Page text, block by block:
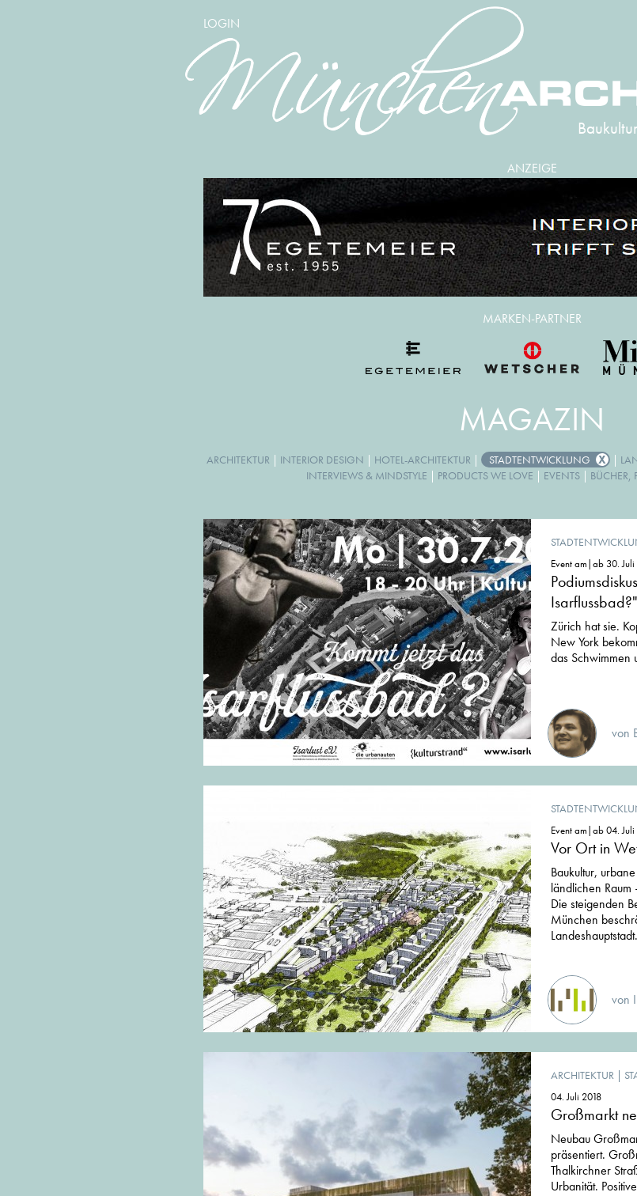
LOGIN
ANZEIGE
MAGAZIN
ARCHITEKTUR | INTERIOR DESIGN | HOTEL-ARCHITEKTUR | STADTENTWICKLUNG |
INTERVIEWS & MINDSTYLE | PRODUCTS WE LOVE | EVENTS | BÜCHER,
Event am|ab 30. Juli
Isarflussbad?"
Zürich hat sie.
New York
das Schwimmen
von
Event am|ab 04. Juli
Vor Ort in
Baukultur,
ländlichen Raum
Die steigenden
München
von
ARCHITEKTUR |
04. Juli 2018
Großmarkt
Neubau
präsentiert.
Thalkirchner
Urbanität.